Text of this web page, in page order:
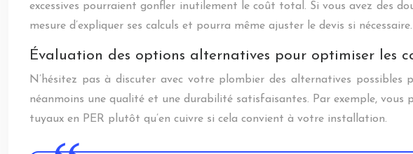
excessives pourraient gonfler inutilement le coût total. Si vous avez des
mesure d’expliquer ses calculs et pourra même ajuster le devis si nécessaire.
Évaluation des options alternatives pour optimiser les
N’hésitez pas à discuter avec votre plombier des alternatives
néanmoins une qualité et une durabilité satisfaisantes. Par exemple,
tuyaux en PER plutôt qu’en cuivre si cela convient à votre installation.